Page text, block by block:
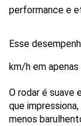
performance e
Esse
km/h em
O rodar é suave
que
menos